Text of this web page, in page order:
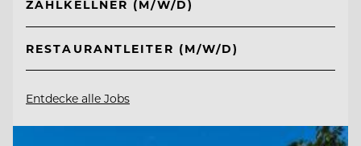
ZAHLKELLNER (M/W/D)
RESTAURANTLEITER (M/W/D)
Entdecke alle Jobs